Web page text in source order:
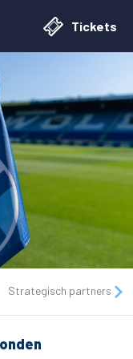
Tickets
Strategisch partners